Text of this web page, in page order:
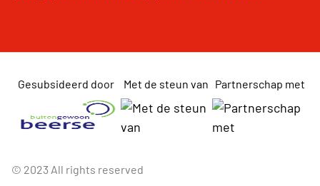
Gesubsideerd door Met de steun van Partnerschap met
© 2023 All rights reserved